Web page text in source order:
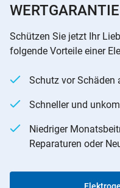
WERTGARANTIE
Schützen Sie jetzt Ihr
folgende Vorteile einer
Schutz vor Schäden
Schneller und
Niedriger
Reparaturen oder